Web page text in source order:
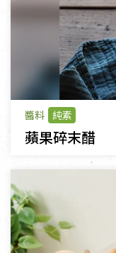
醬料 純素
蘋果碎末醋